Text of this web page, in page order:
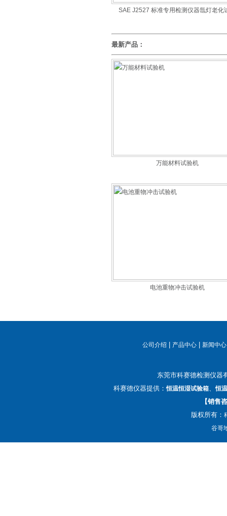
SAE J2527 标准专用检测仪器氙灯老化
最新产品：
万能材料试验机
电池重物冲击试验机
公司介绍 | 产品中心 |新闻中心
东莞市科赛德检测仪
科赛德仪器提供：恒温恒湿试验箱 、恒
【销售
版权所有：
谷哥